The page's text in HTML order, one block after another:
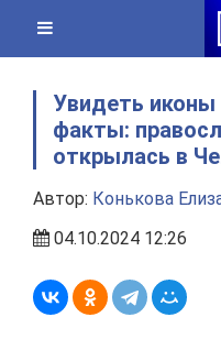
content
Увидеть иконы
факты:
открылась в
Автор: Конькова
04.10.2024 12:26